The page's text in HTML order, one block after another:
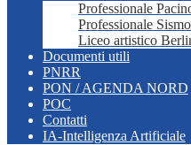
Professionale
Professionale
Liceo artistico
Documenti utili
PNRR
PON / AGENDA NORD
POC
Contatti
IA-Intelligenza Artificiale